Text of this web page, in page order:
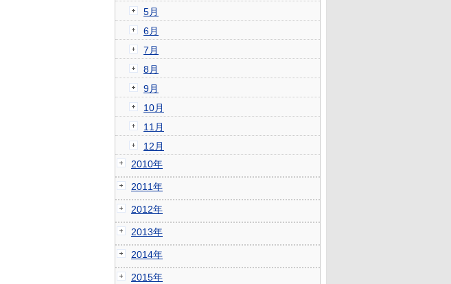
5月
6月
7月
8月
9月
10月
11月
12月
2010年
2011年
2012年
2013年
2014年
2015年